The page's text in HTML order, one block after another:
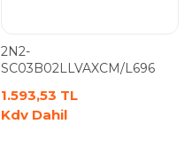
2N2-
SC03B02LLVAXCM/L696
Alternatör Rulmanı
DG176221RMZ
1.593,53 TL
Kdv Dahil